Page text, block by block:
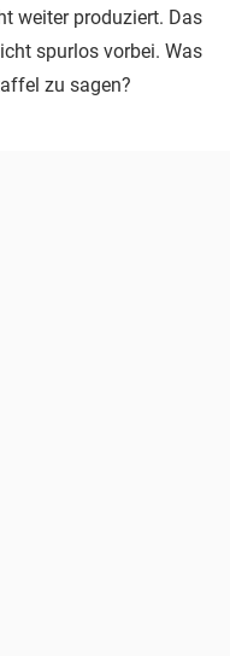
weiter produziert. Das
spurlos vorbei. Was
zu sagen?